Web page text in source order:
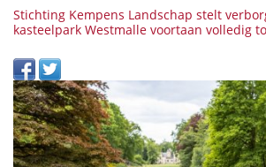
Stichting Kempens Landschap stelt
kasteelpark Westmalle voortaan volledig